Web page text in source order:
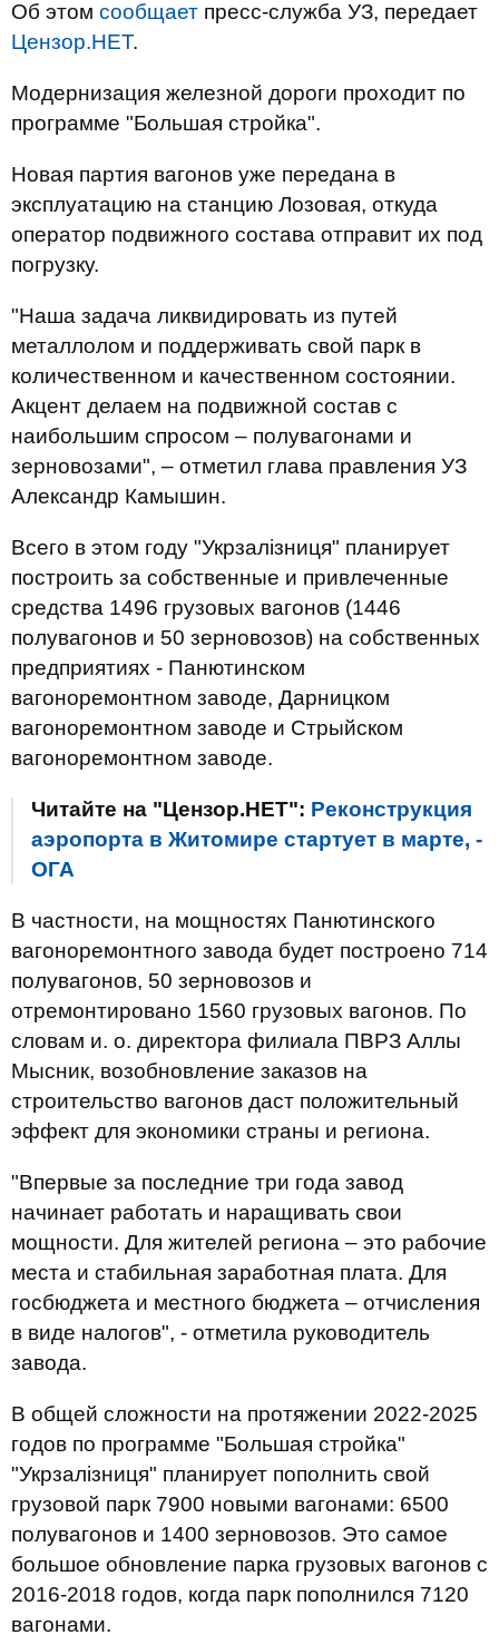
Об этом сообщает пресс-служба УЗ, передает
Цензор.НЕТ.
Модернизация железной дороги проходит по
программе "Большая стройка".
Новая партия вагонов уже передана в
эксплуатацию на станцию Лозовая, откуда
оператор подвижного состава отправит их под
погрузку.
"Наша задача ликвидировать из путей
металлолом и поддерживать свой парк в
количественном и качественном состоянии.
Акцент делаем на подвижной состав с
наибольшим спросом – полувагонами и
зерновозами", – отметил глава правления УЗ
Александр Камышин.
Всего в этом году "Укрзалізниця" планирует
построить за собственные и привлеченные
средства 1496 грузовых вагонов (1446
полувагонов и 50 зерновозов) на собственных
предприятиях - Панютинском
вагоноремонтном заводе, Дарницком
вагоноремонтном заводе и Стрыйском
вагоноремонтном заводе.
Читайте на "Цензор.НЕТ": Реконструкция
аэропорта в Житомире стартует в марте, -
ОГА
В частности, на мощностях Панютинского
вагоноремонтного завода будет построено 714
полувагонов, 50 зерновозов и
отремонтировано 1560 грузовых вагонов. По
словам и. о. директора филиала ПВРЗ Аллы
Мысник, возобновление заказов на
строительство вагонов даст положительный
эффект для экономики страны и региона.
"Впервые за последние три года завод
начинает работать и наращивать свои
мощности. Для жителей региона – это рабочие
места и стабильная заработная плата. Для
госбюджета и местного бюджета – отчисления
в виде налогов", - отметила руководитель
завода.
В общей сложности на протяжении 2022-2025
годов по программе "Большая стройка"
"Укрзалізниця" планирует пополнить свой
грузовой парк 7900 новыми вагонами: 6500
полувагонов и 1400 зерновозов. Это самое
большое обновление парка грузовых вагонов с
2016-2018 годов, когда парк пополнился 7120
вагонами.